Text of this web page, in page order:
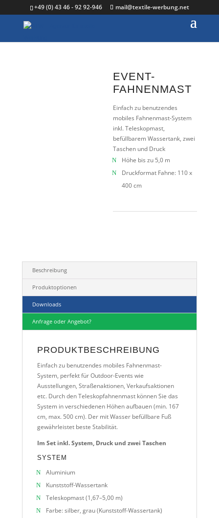
+49 (0) 43 46 - 92 92-946 mail@textile-werbung.net
EVENT-
FAHNENMAST
Einfach zu benutzendes
mobiles Fahnenmast-System
inkl. Teleskopmast,
befüllbarem Wassertank, zwei
Taschen und Druck
Höhe bis zu 5,0 m
Druckformat Fahne: 110 x
400 cm
Beschreibung
Produktoptionen
Downloads
Anfrage oder Angebot?
PRODUKTBESCHREIBUNG
Einfach zu benutzendes mobiles Fahnenmast-
System, perfekt für Outdoor-Events wie
Ausstellungen, Straßenaktionen, Verkaufsaktionen
etc. Durch den Teleskopfahnenmast können Sie das
System in verschiedenen Höhen aufbauen (min. 167
cm, max. 500 cm). Der mit Wasser befüllbare Fuß
gewährleistet beste Stabilität.
Im Set inkl. System, Druck und zwei Taschen
SYSTEM
Aluminium
Kunststoff-Wassertank
Teleskopmast (1,67–5,00 m)
Farbe: silber, grau (Kunststoff-Wassertank)